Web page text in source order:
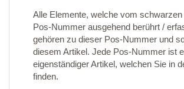
Alle Elemente, welche vom
Pos-Nummer ausgehend berührt /
gehören zu dieser Pos-Nummer und
diesem Artikel. Jede Pos-Nummer ist
eigenständiger Artikel, welchen Sie in
finden.